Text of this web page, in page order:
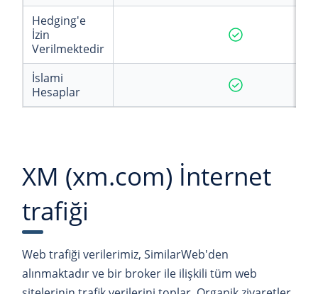
Hedging'e
İzin
Verilmektedir
İslami
Hesaplar
XM (xm.com) İnternet
trafiği
Web trafiği verilerimiz, SimilarWeb'den
alınmaktadır ve bir broker ile ilişkili tüm web